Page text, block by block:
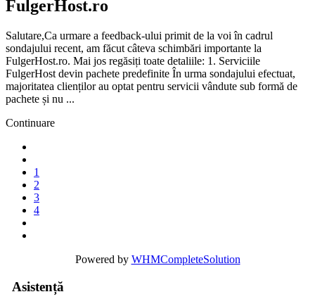
FulgerHost.ro
Salutare,Ca urmare a feedback-ului primit de la voi în cadrul
sondajului recent, am făcut câteva schimbări importante la
FulgerHost.ro. Mai jos regăsiți toate detaliile: 1. Serviciile
FulgerHost devin pachete predefinite În urma sondajului efectuat,
majoritatea clienților au optat pentru servicii vândute sub formă de
pachete și nu ...
Continuare
1
2
3
4
Powered by WHMCompleteSolution
Asistență